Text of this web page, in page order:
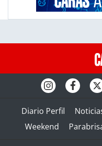
Diario Perfil
Weekend